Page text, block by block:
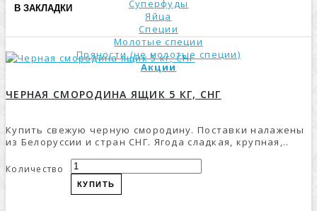
Суперфуды
Яйца
Специи
Молотые специи
Пряности (не молотые специи)
Акции
В ЗАКЛАДКИ
ЧЕРНАЯ СМОРОДИНА ЯЩИК 5 КГ, СНГ
Купить свежую черную смородину. Поставки налажены
из Белоруссии и стран СНГ. Ягода сладкая, крупная,..
Количество
КУПИТЬ